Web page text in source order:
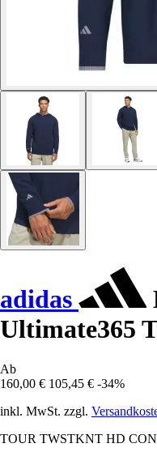
adidas
Ultimate365
Ab
160,00 € 105,45 € -34%
inkl. MwSt. zzgl.
TOUR TWSTKNT HD